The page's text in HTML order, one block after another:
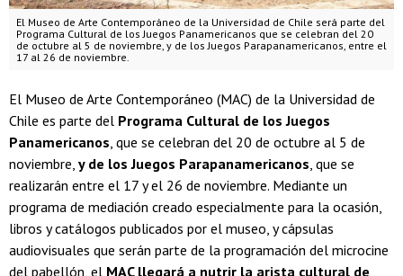
El Museo de Arte Contemporáneo de la Universidad de Chile será parte del
Programa Cultural de los Juegos Panamericanos que se celebran del 20
de octubre al 5 de noviembre, y de los Juegos Parapanamericanos, entre el
17 al 26 de noviembre.
El Museo de Arte Contemporáneo (MAC) de la Universidad de
Chile es parte del Programa Cultural de los Juegos
Panamericanos, que se celebran del 20 de octubre al 5 de
noviembre, y de los Juegos Parapanamericanos, que se
realizarán entre el 17 y el 26 de noviembre. Mediante un
programa de mediación creado especialmente para la ocasión,
libros y catálogos publicados por el museo, y cápsulas
audiovisuales que serán parte de la programación del microcine
del pabellón, el MAC llegará a nutrir la arista cultural de